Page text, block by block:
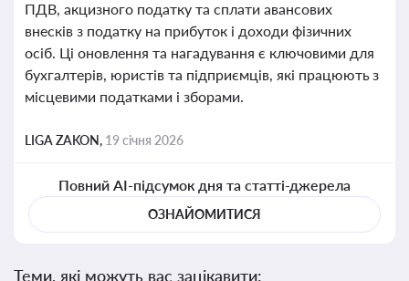
ПДВ, акцизного податку та сплати авансових
внесків з податку на прибуток і доходи фізичних
осіб. Ці оновлення та нагадування є ключовими для
бухгалтерів, юристів та підприємців, які працюють з
місцевими податками і зборами.
LIGA ZAKON, 19 січня 2026
Повний AI-підсумок дня та статті-джерела
ОЗНАЙОМИТИСЯ
Теми, які можуть вас зацікавити: